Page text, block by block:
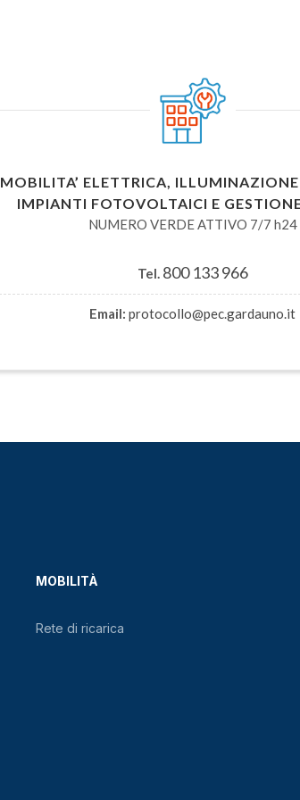
MOBILITA’ ELETTRICA,
IMPIANTI FOTOVOLTAICI E
NUMERO VERDE ATTIVO 7/7 h24
Tel. 800 133 966
Email: protocollo@pec.gardauno.it
MOBILITÀ
Rete di ricarica